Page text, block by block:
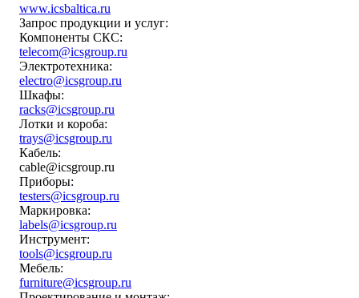
www.icsbaltica.ru
Запрос продукции и услуг:
Компоненты СКС:
telecom@icsgroup.ru
Электротехника:
electro@icsgroup.ru
Шкафы:
racks@icsgroup.ru
Лотки и короба:
trays@icsgroup.ru
Кабель:
cable@icsgroup.ru
Приборы:
testers@icsgroup.ru
Маркировка:
labels@icsgroup.ru
Инструмент:
tools@icsgroup.ru
Мебель:
furniture@icsgroup.ru